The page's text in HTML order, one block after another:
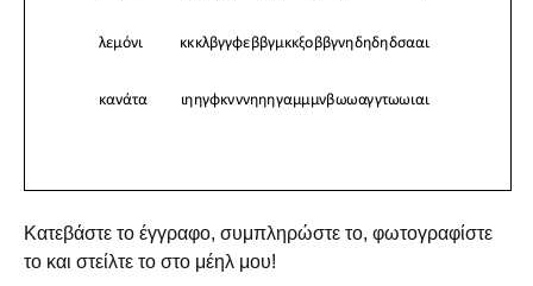
Κατεβάστε το έγγραφο, συμπληρώστε το, φωτογραφίστε
το και στείλτε το στο μέηλ μου!